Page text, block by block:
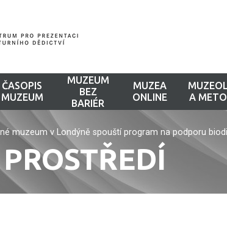
ČASOPIS
MUZEUM
MUZEUM
BEZ
BARIÉR
MUZEA
ONLINE
A
muzeum v Londýně spouští program na podporu